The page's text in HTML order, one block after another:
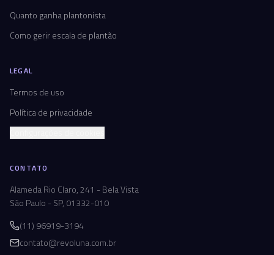
Quanto ganha plantonista
Como gerir escala de plantão
LEGAL
Termos de uso
Política de privacidade
CONTATO
Alameda Rio Claro, 241 - Bela Vista
São Paulo - SP, 01332-010
(11) 96919-3194
contato@revoluna.com.br